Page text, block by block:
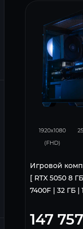
1920x1080
(FHD)
Игровой
[ RTX 5050 8
7400F | 32 ГБ |
147 757